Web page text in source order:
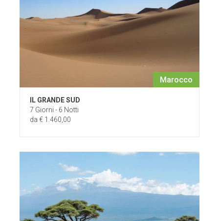
Marocco
IL GRANDE SUD
7 Giorni - 6 Notti
da € 1.460,00